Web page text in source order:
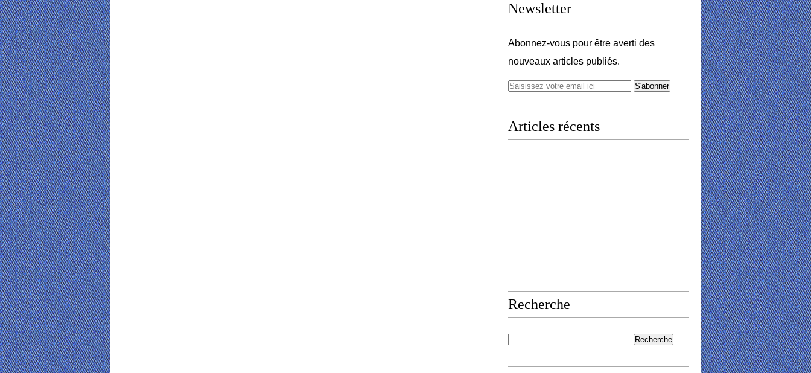
Newsletter
Abonnez-vous pour être averti des
nouveaux articles publiés.
Articles récents
Recherche